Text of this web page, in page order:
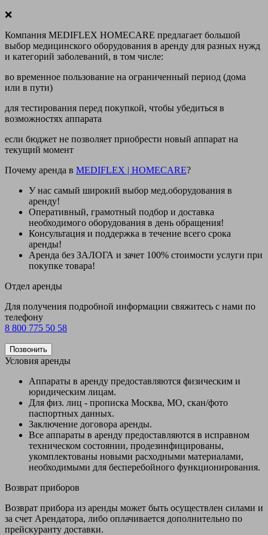
❌
Компания MEDIFLEX HOMECARE предлагает большой
выбор медицинского оборудования в аренду для разных нужд
и категорий заболеваний, в том числе:
во временное пользование на ограниченный период (дома
или в пути)
для тестирования перед покупкой, чтобы убедиться в
возможностях аппарата
если бюджет не позволяет приобрести новый аппарат на
текущий момент
Почему аренда в MEDIFLEX | HOMECARE?
У нас самый широкий выбор мед.оборудования в
аренду!
Оперативный, грамотный подбор и доставка
необходимого оборудования в день обращения!
Консультация и поддержка в течение всего срока
аренды!
Аренда без ЗАЛОГА и зачет 100% стоимости услуги при
покупке товара!
Отдел аренды
Для получения подробной информации свяжитесь с нами по
телефону
8 800 775 50 58
Позвонить
Условия аренды
Аппараты в аренду предоставляются физическим и
юридическим лицам.
Для физ. лиц - прописка Москва, МО, скан/фото
паспортных данных.
Заключение договора аренды.
Все аппараты в аренду предоставляются в исправном
техническом состоянии, продезинфицированы,
укомплектованы новыми расходными материалами,
необходимыми для бесперебойного функционирования.
Возврат приборов
Возврат прибора из аренды может быть осуществлен силами и
за счет Арендатора, либо оплачивается дополнительно по
прейскуранту доставки.